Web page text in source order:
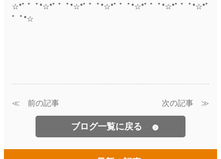
☆*ﾟ ゜ﾟ*☆*ﾟ ゜ﾟ*☆*ﾟ ゜ﾟ*☆*ﾟ ゜ﾟ*☆*ﾟ ゜ﾟ*☆*ﾟ ゜ﾟ*☆*ﾟ
゜ﾟ*☆
≪ 前の記事 次の記事 ≫
ブログ一覧に戻る